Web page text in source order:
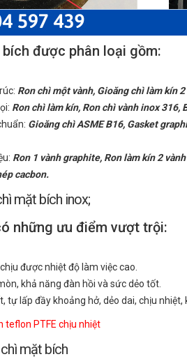
được phân loại gồm:
Ron chì một vành, Gioăng chì làm kín
Ron chì làm kín, Ron chì vành inox 316,
Gioăng chì ASME B16, Gasket
Ron 1 vành graphite, Ron làm kín 2
cacbon.
mặt bích inox;
những ưu điểm vượt trội:
được nhiệt độ làm việc cao.
khả năng đàn hồi và sức dẻo tốt.
tự lấp đầy khoảng hở, dẻo dai, chịu
teflon PTFE chịu nhiệt
mặt bích